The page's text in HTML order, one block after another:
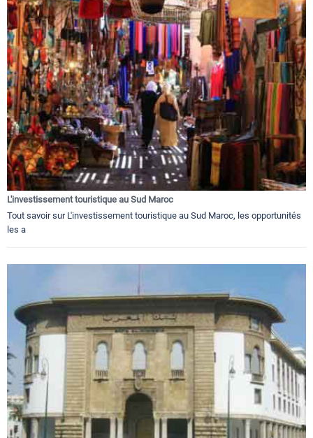
L'investissement touristique au Sud Maroc
Tout savoir sur L'investissement touristique au Sud Maroc, les opportunités
les a